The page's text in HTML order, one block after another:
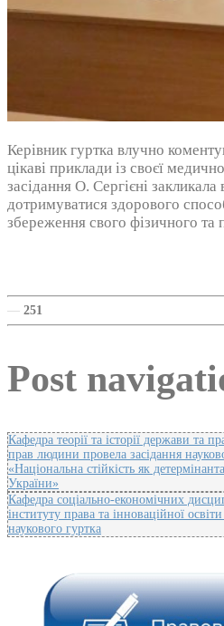
Керівник гуртка влучно
цікаві приклади із своєї
засідання О. Сергієні закликала
дотримуватися здорового
збереження свого фізичного та
— 251
Post
Кафедра теорії та історії держави та
прав людини провела засідання
«Національна стійкість як
України»
Кафедра соціально-економічних
інституту права та інноваційної
наукового гуртка